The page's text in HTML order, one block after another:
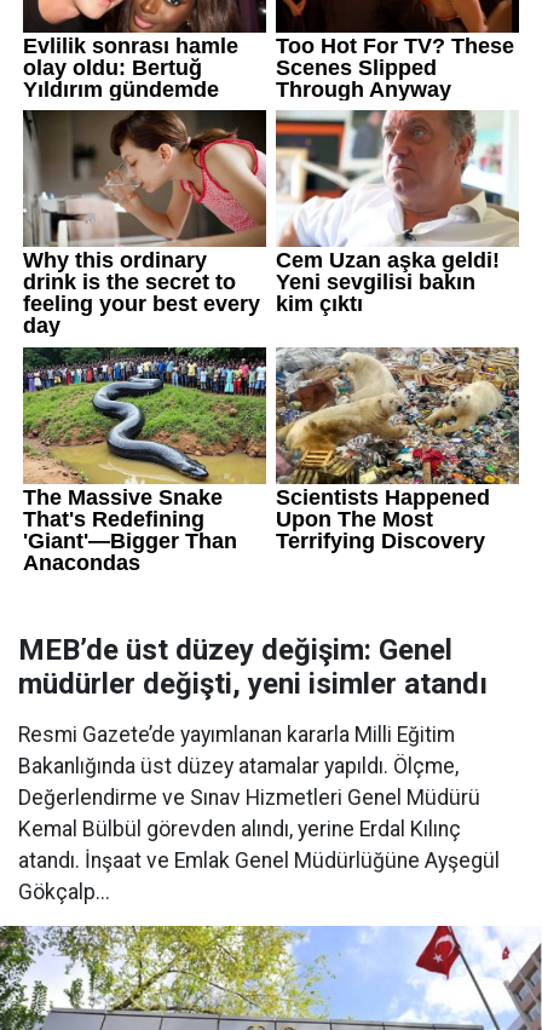
MEB’de üst düzey değişim: Genel
müdürler değişti, yeni isimler atandı
Resmi Gazete’de yayımlanan kararla Milli Eğitim
Bakanlığında üst düzey atamalar yapıldı. Ölçme,
Değerlendirme ve Sınav Hizmetleri Genel Müdürü
Kemal Bülbül görevden alındı, yerine Erdal Kılınç
atandı. İnşaat ve Emlak Genel Müdürlüğüne Ayşegül
Gökçalp...